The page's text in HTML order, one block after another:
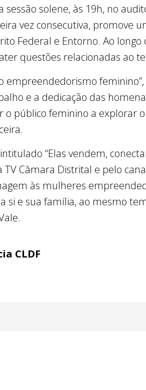
solene, às 19h, no
vez consecutiva, promove
Federal e Entorno. Ao
questões relacionadas ao
empreendedorismo
e a dedicação das
o público feminino a explorar
“Elas vendem,
Câmara Distrital e pelo
às mulheres
si e sua família, ao mesmo
CLDF